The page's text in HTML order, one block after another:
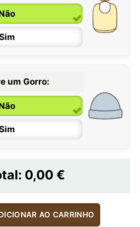
um Gorro:
0,00 €
AO CARRINHO